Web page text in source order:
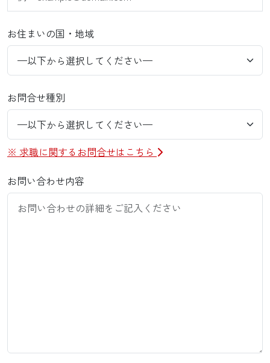
お住まいの国・地域
お問合せ種別
※ 求職に関するお問合せはこちら
お問い合わせ内容